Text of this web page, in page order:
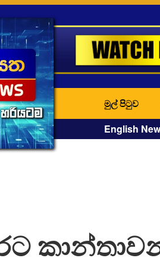
මුල් පිටුව
English